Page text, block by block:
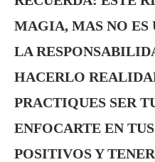
MAGIA, MAS NO ES
LA
HACERLO
PRACTIQUES SER
ENFOCARTE EN
POSITIVOS Y